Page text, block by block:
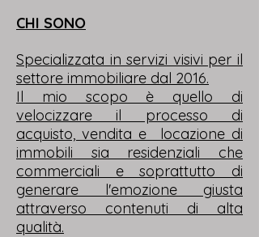
CHI SONO
Specializzata in servizi visivi per il
settore immobiliare dal 2016.
Il mio scopo è quello di
velocizzare il processo di
acquisto, vendita e locazione di
immobili sia residenziali che
commerciali e soprattutto di
generare l'emozione giusta
attraverso contenuti di alta
qualità.